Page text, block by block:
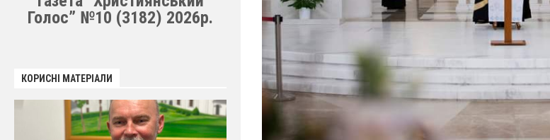
Голос” №10 (3182) 2026р.
КОРИСНІ МАТЕРІАЛИ